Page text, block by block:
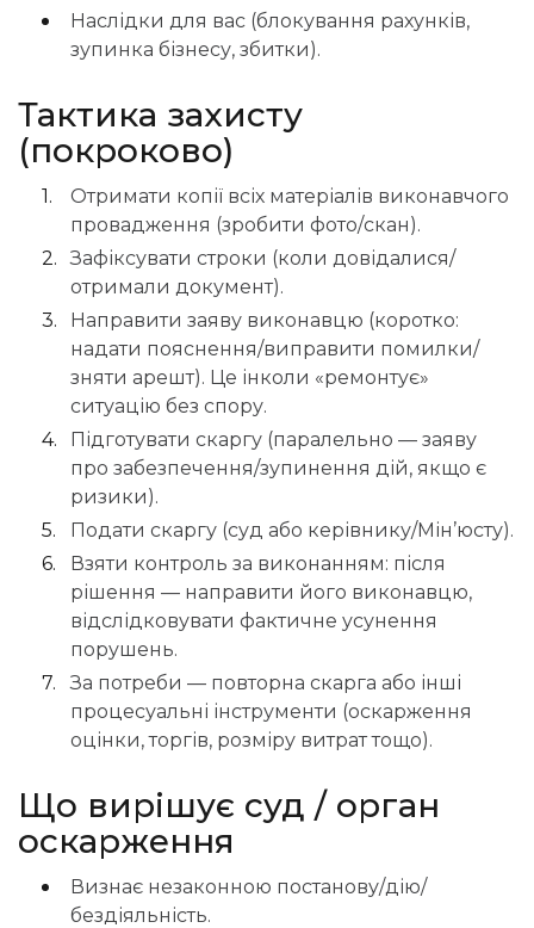
Наслідки для вас (блокування рахунків,
зупинка бізнесу, збитки).
Тактика захисту
(покроково)
Отримати копії всіх матеріалів виконавчого
провадження (зробити фото/скан).
Зафіксувати строки (коли довідалися/
отримали документ).
Направити заяву виконавцю (коротко:
надати пояснення/виправити помилки/
зняти арешт). Це інколи «ремонтує»
ситуацію без спору.
Підготувати скаргу (паралельно — заяву
про забезпечення/зупинення дій, якщо є
ризики).
Подати скаргу (суд або керівнику/Мін’юсту).
Взяти контроль за виконанням: після
рішення — направити його виконавцю,
відслідковувати фактичне усунення
порушень.
За потреби — повторна скарга або інші
процесуальні інструменти (оскарження
оцінки, торгів, розміру витрат тощо).
Що вирішує суд / орган
оскарження
Визнає незаконною постанову/дію/
бездіяльність.